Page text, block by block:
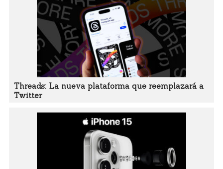
Threads: La nueva plataforma que reemplazará a
Twitter